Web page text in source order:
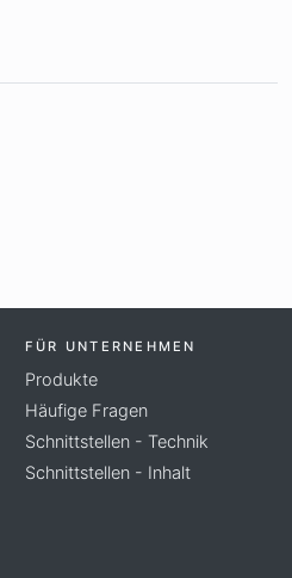
FÜR UNTERNEHMEN
Produkte
Häufige Fragen
Schnittstellen - Technik
Schnittstellen - Inhalt